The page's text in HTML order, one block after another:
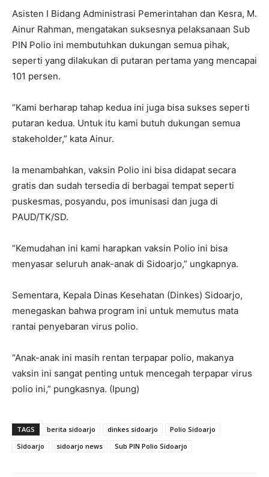
Asisten I Bidang Administrasi Pemerintahan dan Kesra, M.
Ainur Rahman, mengatakan suksesnya pelaksanaan Sub
PIN Polio ini membutuhkan dukungan semua pihak,
seperti yang dilakukan di putaran pertama yang mencapai
101 persen.
“Kami berharap tahap kedua ini juga bisa sukses seperti
putaran kedua. Untuk itu kami butuh dukungan semua
stakeholder,” kata Ainur.
Ia menambahkan, vaksin Polio ini bisa didapat secara
gratis dan sudah tersedia di berbagai tempat seperti
puskesmas, posyandu, pos imunisasi dan juga di
PAUD/TK/SD.
“Kemudahan ini kami harapkan vaksin Polio ini bisa
menyasar seluruh anak-anak di Sidoarjo,” ungkapnya.
Sementara, Kepala Dinas Kesehatan (Dinkes) Sidoarjo,
menegaskan bahwa program ini untuk memutus mata
rantai penyebaran virus polio.
“Anak-anak ini masih rentan terpapar polio, makanya
vaksin ini sangat penting untuk mencegah terpapar virus
polio ini,” pungkasnya. (Ipung)
TAGS berita sidoarjo dinkes sidoarjo
Polio Sidoarjo
Sidoarjo
sidoarjo news Sub PIN Polio Sidoarjo